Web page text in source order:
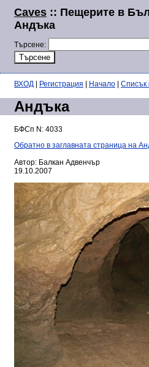
Caves :: Пещерите в
Андъка
Търсене:
ВХОД Регистрация Начало Списък
Андъка
БФСп N: 4033
Обратно в заглавната страница на
Автор: Балкан Адвенчър
19.10.2007